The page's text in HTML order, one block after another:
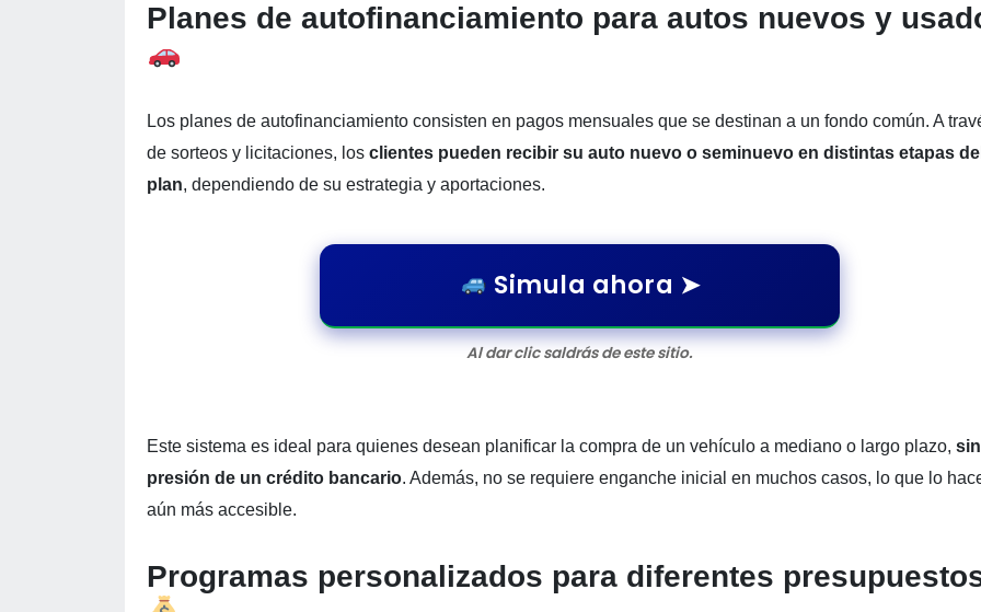
Planes de autofinanciamiento para autos nuevos y
Los planes de autofinanciamiento consisten en pagos mensuales que se destinan a un fondo común. A
de sorteos y licitaciones, los clientes pueden recibir su auto nuevo o seminuevo en distintas etapas del
plan, dependiendo de su estrategia y aportaciones.
Simula ahora ➤
Al dar clic saldrás de este sitio.
Este sistema es ideal para quienes desean planificar la compra de un vehículo a mediano o largo plazo,
presión de un crédito bancario. Además, no se requiere enganche inicial en muchos casos, lo que lo
aún más accesible.
Programas personalizados para diferentes